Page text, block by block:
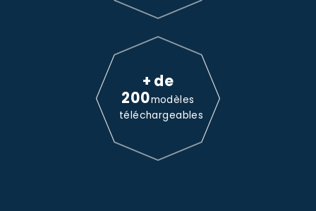
+ de
200modèles
téléchargeables